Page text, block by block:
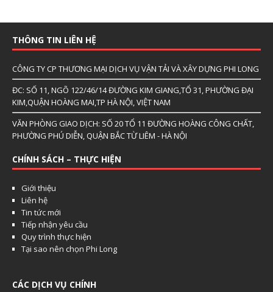
THÔNG TIN LIÊN HỆ
CÔNG TY CP THƯƠNG MẠI DỊCH VỤ VẬN TẢI VÀ XÂY DỰNG PHI LONG
ĐC: SỐ 11, NGÕ 122/46/14 ĐƯỜNG KIM GIANG,TỔ 31, PHƯỜNG ĐẠI
KIM,QUẬN HOÀNG MAI,TP HÀ NỘI, VIỆT NAM
VĂN PHÒNG GIAO DỊCH: SỐ 20 TỔ 11 ĐƯỜNG HOÀNG CÔNG CHẤT,
PHƯỜNG PHÚ DIỄN, QUẬN BẮC TỪ LIÊM - HÀ NỘI
CHÍNH SÁCH – THỰC HIỆN
Giới thiệu
Liên hệ
Tin tức mới
Tiếp nhận yêu cầu
Quy trình thực hiện
Tại sao nên chọn Phi Long
CÁC DỊCH VỤ CHÍNH